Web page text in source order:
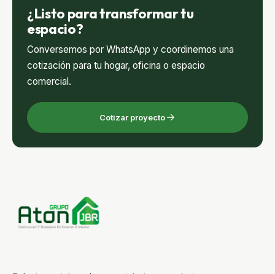
¿Listo para transformar tu
espacio?
Conversemos por WhatsApp y coordinemos una
cotización para tu hogar, oficina o espacio
comercial.
Cotizar proyecto